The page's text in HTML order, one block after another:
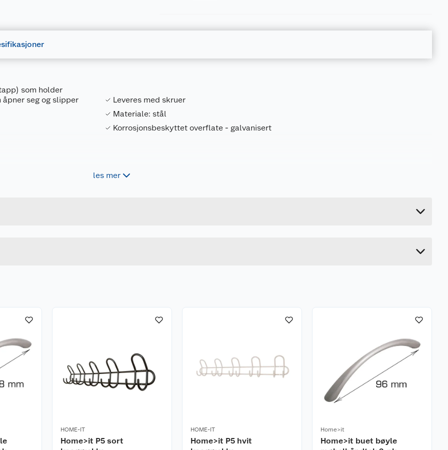
som holder
åpner seg og slipper
Leveres med skruer
Materiale: stål
Korrosjonsbeskyttet overflate - galvanisert
les merForpakningsmål
HOME-IT
Home>it P5 sort
HOME-IT
Home>it P5 hvit
Home>it
Home>it buet bøyle